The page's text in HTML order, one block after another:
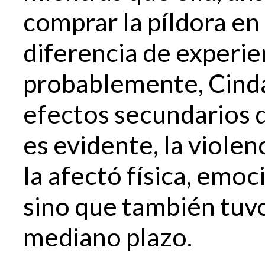
comprar la píldora
diferencia de
probablemente,
efectos secundarios
es evidente, la
la afectó física,
sino que también
mediano plazo.